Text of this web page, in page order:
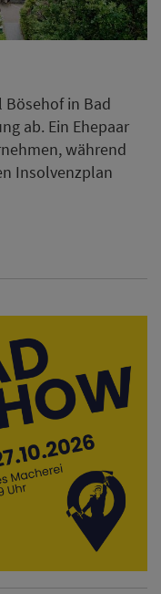
in Bad
ab. Ein Ehepaar
während
Insolvenzplan